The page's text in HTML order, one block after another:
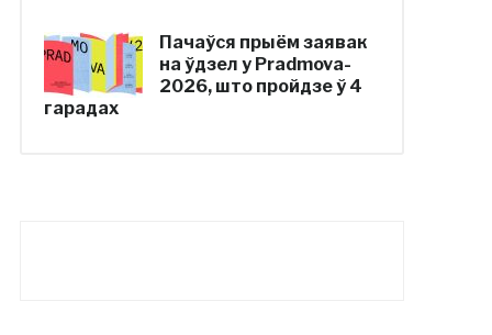
Пачаўся прыём заявак
на ўдзел у Pradmova-
2026, што пройдзе ў 4
гарадах